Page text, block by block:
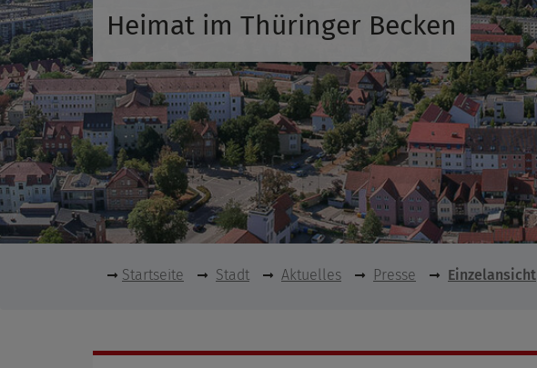
Heimat im Thüringer Becken
Startseite Stadt Aktuelles Presse Einzelansicht